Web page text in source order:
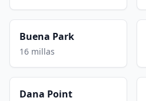
Buena Park
16 millas
Dana Point